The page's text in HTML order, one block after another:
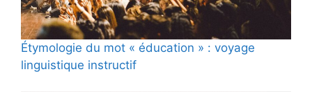
Étymologie du mot « éducation » : voyage
linguistique instructif